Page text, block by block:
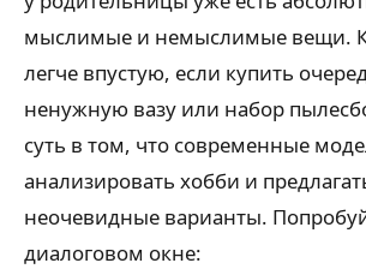
мыслимые и немыслимые вещи.
легче впустую, если купить
ненужную вазу или набор
суть в том, что современные
анализировать хобби и
неочевидные варианты.
диалоговом окне: